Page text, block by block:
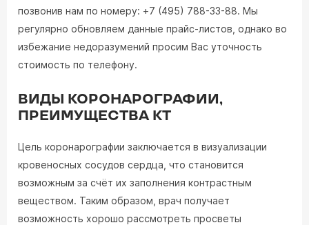
позвонив нам по номеру: +7 (495) 788-33-88. Мы
регулярно обновляем данные прайс-листов, однако во
избежание недоразумений просим Вас уточность
стоимость по телефону.
ВИДЫ КОРОНАРОГРАФИИ,
ПРЕИМУЩЕСТВА КТ
Цель коронарографии заключается в визуализации
кровеносных сосудов сердца, что становится
возможным за счёт их заполнения контрастным
веществом. Таким образом, врач получает
возможность хорошо рассмотреть просветы